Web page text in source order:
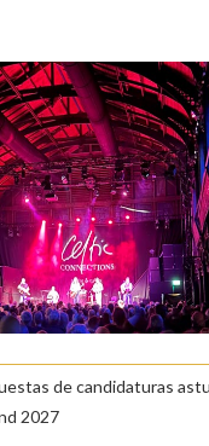
de candidaturas
2027